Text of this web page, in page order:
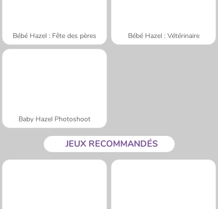
Bébé Hazel : Fête des pères Bébé Hazel : Vétérinaire
Baby Hazel Photoshoot
JEUX RECOMMANDÉS